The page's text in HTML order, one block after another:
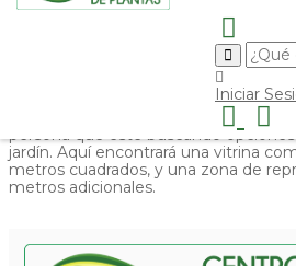
Iniciar
El Vivero Pavas es el fruto de una
1980. Lo que empezó como un
plantas, con una limitada variedad de
persona que este buscando
jardín. Aquí encontrará una vitrina
metros cuadrados, y una zona de
metros adicionales.